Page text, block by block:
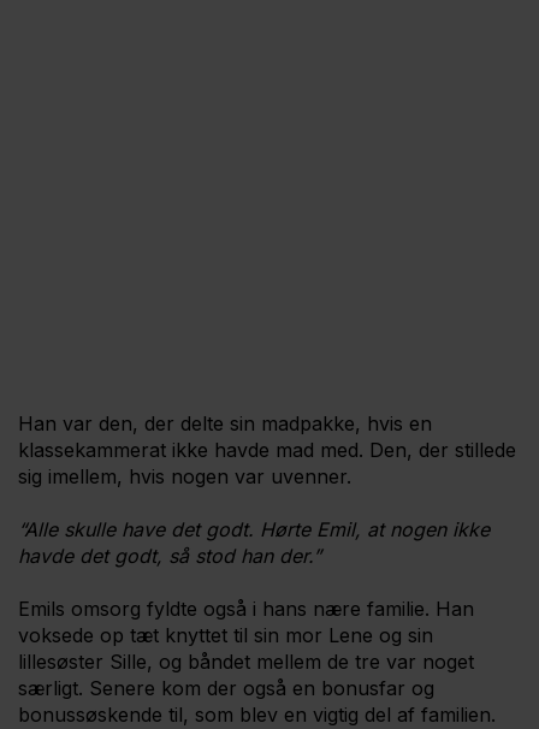
Han var den, der delte sin madpakke, hvis en
klassekammerat ikke havde mad med. Den, der stillede
sig imellem, hvis nogen var uvenner.
“Alle skulle have det godt. Hørte Emil, at nogen ikke
havde det godt, så stod han der.”
Emils omsorg fyldte også i hans nære familie. Han
voksede op tæt knyttet til sin mor Lene og sin
lillesøster Sille, og båndet mellem de tre var noget
særligt. Senere kom der også en bonusfar og
bonussøskende til, som blev en vigtig del af familien.